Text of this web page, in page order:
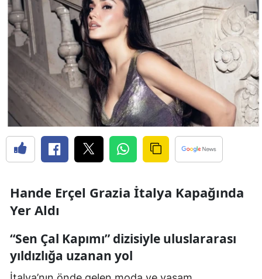
Hande Erçel Grazia İtalya Kapağında
Yer Aldı
“Sen Çal Kapımı” dizisiyle uluslararası
yıldızlığa uzanan yol